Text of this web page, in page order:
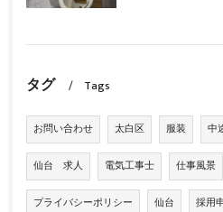
タグ Tags
お問い合わせ 太白区 服装 中
仙台 求人 電気工事士 仕事風景
プライバシーポリシー 仙台 採用